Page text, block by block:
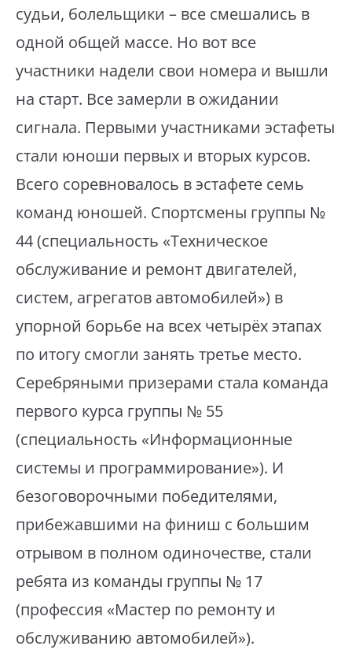
судьи, болельщики – все смешались в
одной общей массе. Но вот все
участники надели свои номера и вышли
на старт. Все замерли в ожидании
сигнала. Первыми участниками эстафеты
стали юноши первых и вторых курсов.
Всего соревновалось в эстафете семь
команд юношей. Спортсмены группы №
44 (специальность «Техническое
обслуживание и ремонт двигателей,
систем, агрегатов автомобилей») в
упорной борьбе на всех четырёх этапах
по итогу смогли занять третье место.
Серебряными призерами стала команда
первого курса группы № 55
(специальность «Информационные
системы и программирование»). И
безоговорочными победителями,
прибежавшими на финиш с большим
отрывом в полном одиночестве, стали
ребята из команды группы № 17
(профессия «Мастер по ремонту и
обслуживанию автомобилей»).